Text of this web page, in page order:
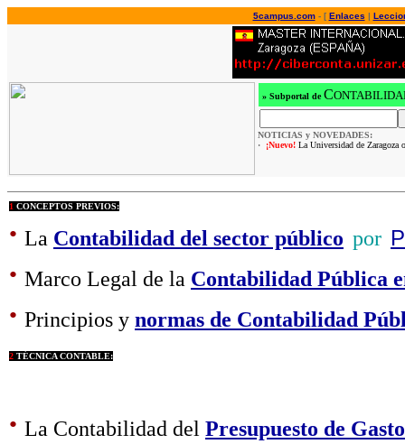
5campus.com - [Enlaces |
» Subportal de C
NOTICIAS y NOVEDADES:
·
¡Nuevo! La Universidad de Zaragoza
1 CONCEPTOS PREVIOS:
· La Contabilidad del sector público por
· Marco Legal de la Contabilidad Pública
· Principios y normas de Contabilidad
2 TÉCNICA CONTABLE:
· La Contabilidad del Presupuesto de